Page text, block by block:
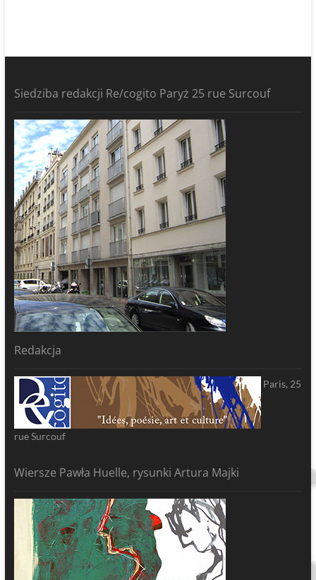
Siedziba redakcji Re/cogito Paryż 25 rue Surcouf
Redakcja
Paris, 25
rue Surcouf
Wiersze Pawła Huelle, rysunki Artura Majki